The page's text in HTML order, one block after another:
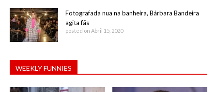
Fotografada nua na banheira, Bárbara Bandeira
agita fãs
posted on Abril 15, 2020
WEEKLY FUNNIES